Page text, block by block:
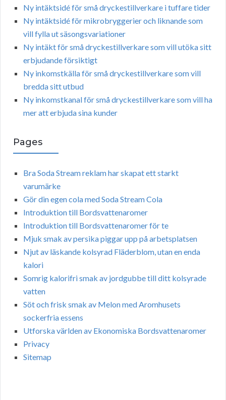
Ny intäktsidé för små dryckestillverkare i tuffare tider
Ny intäktsidé för mikrobryggerier och liknande som
vill fylla ut säsongsvariationer
Ny intäkt för små dryckestillverkare som vill utöka sitt
erbjudande försiktigt
Ny inkomstkälla för små dryckestillverkare som vill
bredda sitt utbud
Ny inkomstkanal för små dryckestillverkare som vill ha
mer att erbjuda sina kunder
Pages
Bra Soda Stream reklam har skapat ett starkt
varumärke
Gör din egen cola med Soda Stream Cola
Introduktion till Bordsvattenaromer
Introduktion till Bordsvattenaromer för te
Mjuk smak av persika piggar upp på arbetsplatsen
Njut av läskande kolsyrad Fläderblom, utan en enda
kalori
Somrig kalorifri smak av jordgubbe till ditt kolsyrade
vatten
Söt och frisk smak av Melon med Aromhusets
sockerfria essens
Utforska världen av Ekonomiska Bordsvattenaromer
Privacy
Sitemap